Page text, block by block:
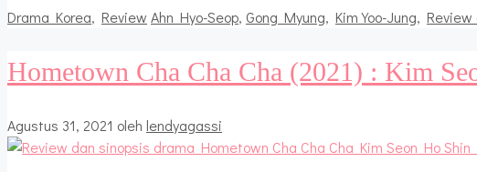
Kategori
Drama Korea, Review Tag
Ahn Hyo-Seop, Gong Myung, Kim Yoo-Jung, Review
Hometown Cha Cha Cha (2021) : Kim
Agustus 31, 2021 oleh lendyagassi